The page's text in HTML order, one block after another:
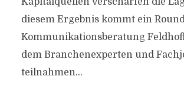
diesem Ergebnis kommt ein
Kommunikationsberatung
dem Branchenexperten und
teilnahmen...